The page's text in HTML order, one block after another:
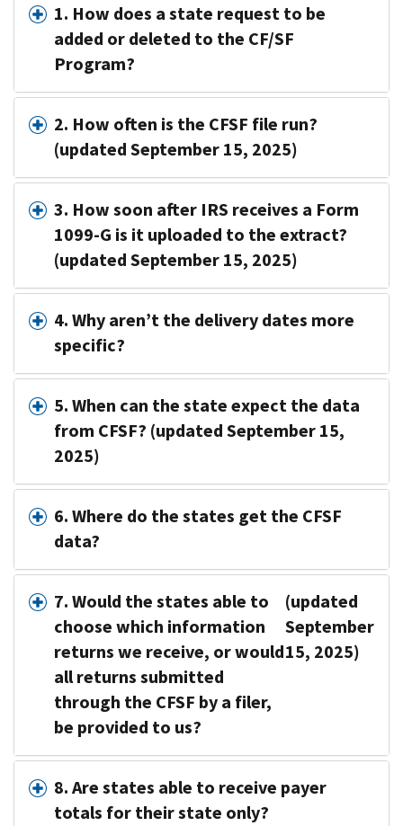
1. How does a state request to be
added or deleted to the CF/SF
Program?
2. How often is the CFSF file run?
(updated September 15, 2025)
3. How soon after IRS receives a Form
1099-G is it uploaded to the extract?
(updated September 15, 2025)
4. Why aren’t the delivery dates more
specific?
5. When can the state expect the data
from CFSF? (updated September 15,
2025)
6. Where do the states get the CFSF
data?
7. Would the states able to
choose which information
returns we receive, or would
all returns submitted
through the CFSF by a filer,
be provided to us?
(updated
September
15, 2025)
8. Are states able to receive payer
totals for their state only?